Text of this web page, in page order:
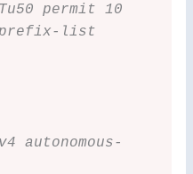
permit 10